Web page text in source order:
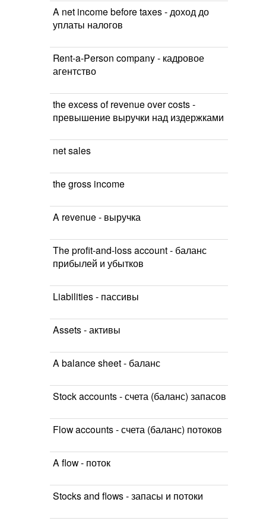
A net income before taxes - доход до
уплаты налогов
Rent-a-Person company - кадровое
агентство
the excess of revenue over costs -
превышение выручки над издержками
net sales
the gross income
A revenue - выручка
The profit-and-loss account - баланс
прибылей и убытков
Liabilities - пассивы
Assets - активы
A balance sheet - баланс
Stock accounts - счета (баланс) запасов
Flow accounts - счета (баланс) потоков
A flow - поток
Stocks and flows - запасы и потоки